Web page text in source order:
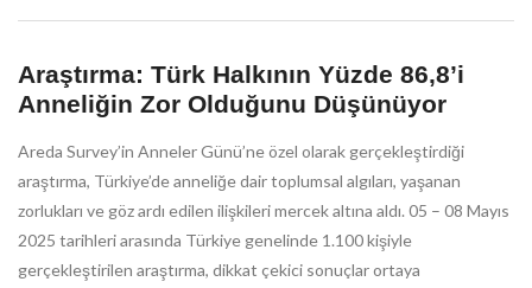
Araştırma: Türk Halkının Yüzde 86,8’i
Anneliğin Zor Olduğunu Düşünüyor
Areda Survey’in Anneler Günü’ne özel olarak gerçekleştirdiği
araştırma, Türkiye’de anneliğe dair toplumsal algıları, yaşanan
zorlukları ve göz ardı edilen ilişkileri mercek altına aldı. 05 – 08 Mayıs
2025 tarihleri arasında Türkiye genelinde 1.100 kişiyle
gerçekleştirilen araştırma, dikkat çekici sonuçlar ortaya